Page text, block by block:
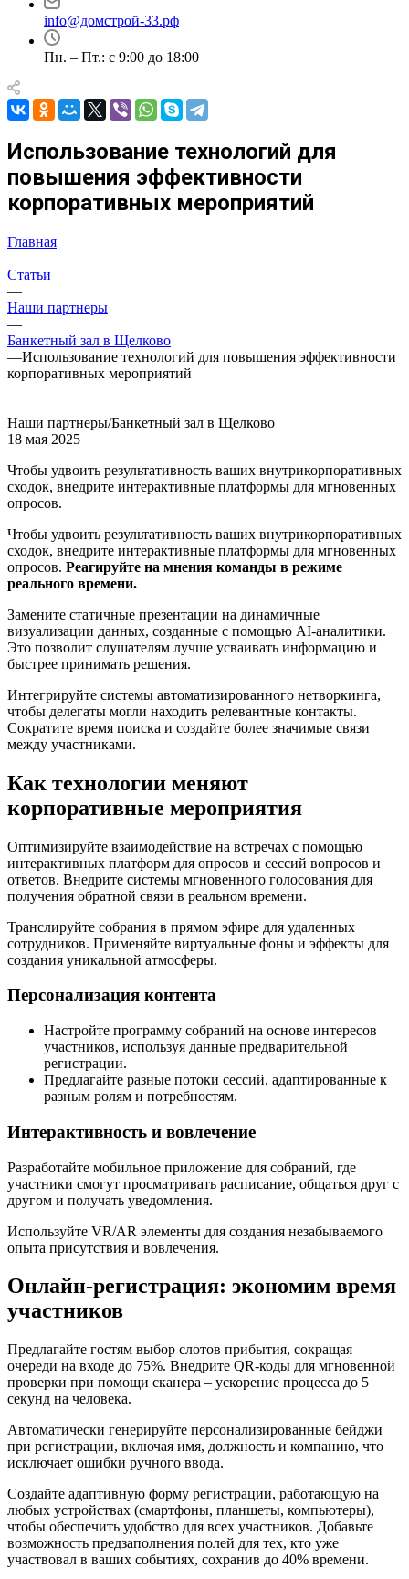
info@домстрой-33.рф
Пн. – Пт.: с 9:00 до 18:00
Использование технологий для
повышения эффективности
корпоративных мероприятий
Главная
—
Статьи
—
Наши партнеры
—
Банкетный зал в Щелково
—Использование технологий для повышения эффективности
корпоративных мероприятий
Наши партнеры/Банкетный зал в Щелково
18 мая 2025
Чтобы удвоить результативность ваших внутрикорпоративных
сходок, внедрите интерактивные платформы для мгновенных
опросов.
Чтобы удвоить результативность ваших внутрикорпоративных
сходок, внедрите интерактивные платформы для мгновенных
опросов. Реагируйте на мнения команды в режиме
реального времени.
Замените статичные презентации на динамичные
визуализации данных, созданные с помощью AI-аналитики.
Это позволит слушателям лучше усваивать информацию и
быстрее принимать решения.
Интегрируйте системы автоматизированного нетворкинга,
чтобы делегаты могли находить релевантные контакты.
Сократите время поиска и создайте более значимые связи
между участниками.
Как технологии меняют
корпоративные мероприятия
Оптимизируйте взаимодействие на встречах с помощью
интерактивных платформ для опросов и сессий вопросов и
ответов. Внедрите системы мгновенного голосования для
получения обратной связи в реальном времени.
Транслируйте собрания в прямом эфире для удаленных
сотрудников. Применяйте виртуальные фоны и эффекты для
создания уникальной атмосферы.
Персонализация контента
Настройте программу собраний на основе интересов
участников, используя данные предварительной
регистрации.
Предлагайте разные потоки сессий, адаптированные к
разным ролям и потребностям.
Интерактивность и вовлечение
Разработайте мобильное приложение для собраний, где
участники смогут просматривать расписание, общаться друг с
другом и получать уведомления.
Используйте VR/AR элементы для создания незабываемого
опыта присутствия и вовлечения.
Онлайн-регистрация: экономим время
участников
Предлагайте гостям выбор слотов прибытия, сокращая
очереди на входе до 75%. Внедрите QR-коды для мгновенной
проверки при помощи сканера – ускорение процесса до 5
секунд на человека.
Автоматически генерируйте персонализированные бейджи
при регистрации, включая имя, должность и компанию, что
исключает ошибки ручного ввода.
Создайте адаптивную форму регистрации, работающую на
любых устройствах (смартфоны, планшеты, компьютеры),
чтобы обеспечить удобство для всех участников. Добавьте
возможность предзаполнения полей для тех, кто уже
участвовал в ваших событиях, сохранив до 40% времени.